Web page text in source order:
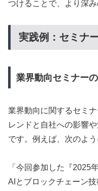
つけることで、より深
実践例：セミナ
業界動向セミナー
業界動向に関するセミ
レンドと自社への影響
です。例えば、次のよ
「今回参加した『2025
AIとブロックチェーン